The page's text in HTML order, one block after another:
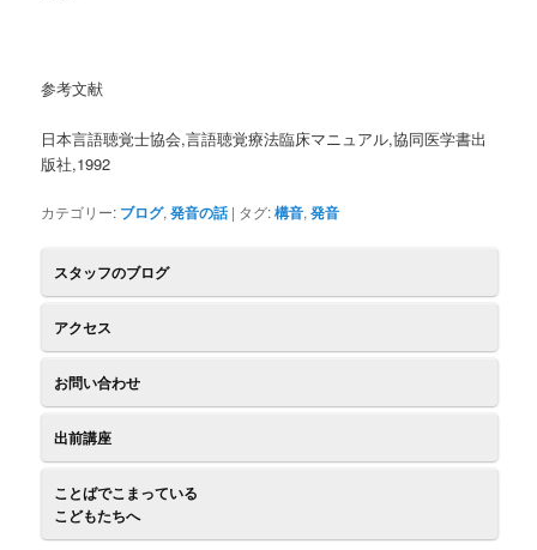
参考文献
日本言語聴覚士協会,言語聴覚療法臨床マニュアル,協同医学書出
版社,1992
カテゴリー: ブログ,発音の話| タグ:構音,発音
スタッフのブログ
アクセス
お問い合わせ
出前講座
ことばでこまっている
こどもたちへ